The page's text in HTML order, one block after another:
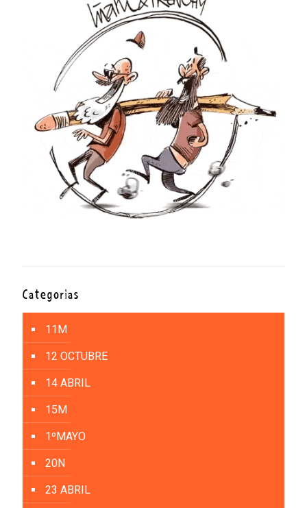
Categorías
11M
12 OCTUBRE
14 ABRIL
15M
1ºMAYO
20N
23 ABRIL